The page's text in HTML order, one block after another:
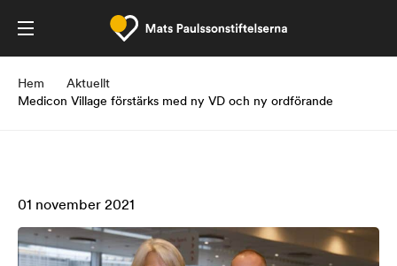
Hem
Aktuellt
Medicon Village förstärks med ny VD och ny ordförande
01 november 2021